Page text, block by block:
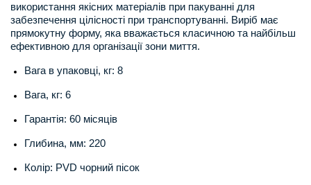
використання якісних матеріалів при пакуванні для
забезпечення цілісності при транспортуванні. Виріб має
прямокутну форму, яка вважається класичною та найбільш
ефективною для організації зони миття.
Вага в упаковці, кг: 8
Вага, кг: 6
Гарантія: 60 місяців
Глибина, мм: 220
Колір: PVD чорний пісок